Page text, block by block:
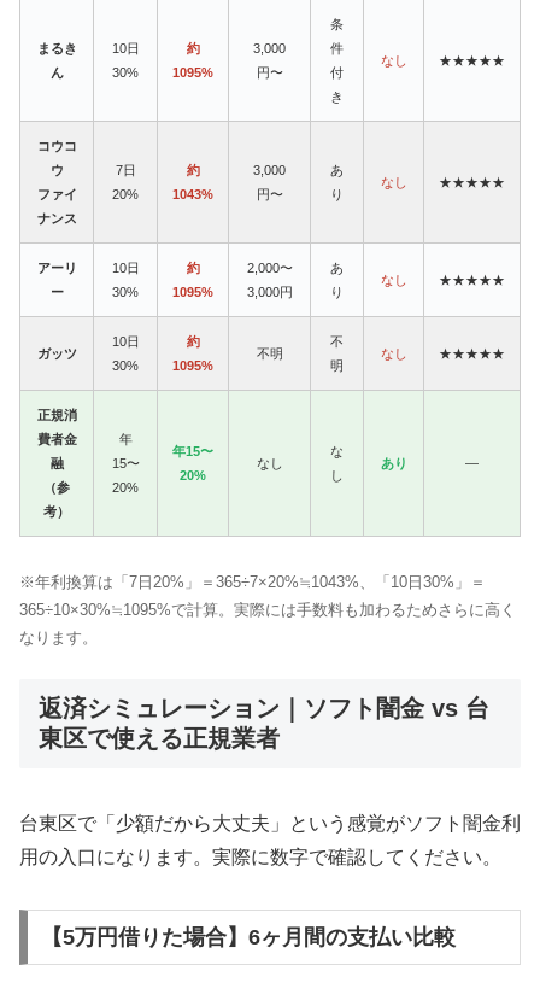
まるき
ん
10日
30%
約
1095%
3,000
円〜
条
件
付
き
なし ★★★★★
コウコ
ウ
ファイ
ナンス
7日
20%
約
1043%
3,000
円〜
あ
り
なし ★★★★★
アーリ
ー
10日
30%
約
1095%
2,000〜
3,000円
あ
り
なし ★★★★★
ガッツ
10日
30%
約
1095%
不明
不
明
なし ★★★★★
正規消
費者金
融
（参
考）
年
15〜
20%
年15〜
20%
なし
な
し
あり —
※年利換算は「7日20%」＝365÷7×20%≒1043%、「10日30%」＝
365÷10×30%≒1095%で計算。実際には手数料も加わるためさらに高く
なります。
返済シミュレーション｜ソフト闇金 vs 台
東区で使える正規業者
台東区で「少額だから大丈夫」という感覚がソフト闇金利
用の入口になります。実際に数字で確認してください。
【5万円借りた場合】6ヶ月間の支払い比較